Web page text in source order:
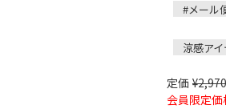
#メール
涼感ア
定価 ¥2,970
会員限定価